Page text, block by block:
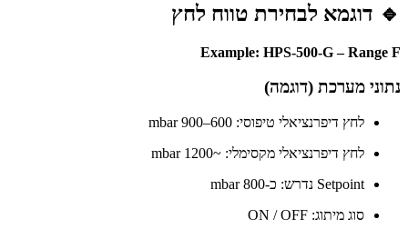
🔹 דוגמא לבחירת טווח לחץ
Example: HPS-500-G – Range F
נתוני מערכת (דוגמה)
לחץ דיפרנציאלי טיפוסי: 600–900 mbar
לחץ דיפרנציאלי מקסימלי: ~1200 mbar
Setpoint נדרש: כ-800 mbar
סוג מיתוג: ON / OFF